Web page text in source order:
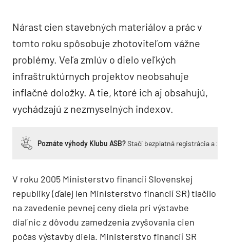
Nárast cien stavebných materiálov a prác v
tomto roku spôsobuje zhotoviteľom vážne
problémy. Veľa zmlúv o dielo veľkých
infraštruktúrnych projektov neobsahuje
inflačné doložky. A tie, ktoré ich aj obsahujú,
vychádzajú z nezmyselných indexov.
Poznáte výhody Klubu ASB?Stačí bezplatná registrácia a
V roku 2005 Ministerstvo financií Slovenskej
republiky (ďalej len Ministerstvo financií SR) tlačilo
na zavedenie pevnej ceny diela pri výstavbe
diaľnic z dôvodu zamedzenia zvyšovania cien
počas výstavby diela. Ministerstvo financií SR